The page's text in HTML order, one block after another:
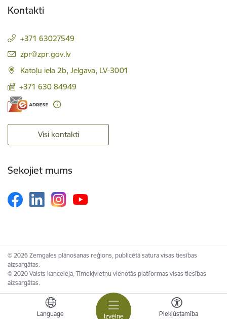
Izvēlne
Language Piekļūstamība
Kontakti
+371 63027549
E-pasts:
zpr@zpr.gov.lv
Katoļu iela 2b, Jelgava, LV-3001
+371 630 84949
Visi kontakti
Sekojiet mums
© 2026 Zemgales plānošanas reģions, publicētā satura visas tiesības
aizsargātas.
© 2020 Valsts kanceleja, Tīmekļvietņu vienotās platformas visas tiesības
aizsargātas.